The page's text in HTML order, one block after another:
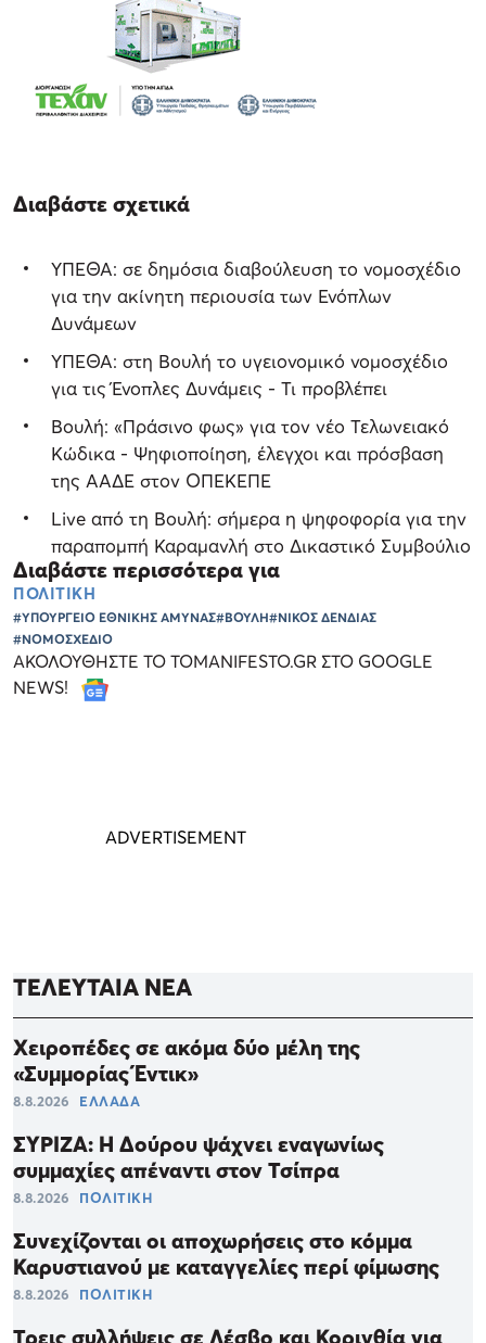
Διαβάστε σχετικά
ΥΠΕΘΑ: σε δημόσια διαβούλευση το νομοσχέδιο
για την ακίνητη περιουσία των Ενόπλων
Δυνάμεων
ΥΠΕΘΑ: στη Βουλή το υγειονομικό νομοσχέδιο
για τις Ένοπλες Δυνάμεις - Τι προβλέπει
Βουλή: «Πράσινο φως» για τον νέο Τελωνειακό
Κώδικα - Ψηφιοποίηση, έλεγχοι και πρόσβαση
της ΑΑΔΕ στον ΟΠΕΚΕΠΕ
Live από τη Βουλή: σήμερα η ψηφοφορία για την
παραπομπή Καραμανλή στο Δικαστικό Συμβούλιο
Διαβάστε περισσότερα για
ΠΟΛΙΤΙΚΗ
#ΥΠΟΥΡΓΕΙΟ ΕΘΝΙΚΗΣ ΑΜΥΝΑΣ#ΒΟΥΛΗ#ΝΙΚΟΣ ΔΕΝΔΙΑΣ
#ΝΟΜΟΣΧΕΔΙΟ
ΑΚΟΛΟΥΘΗΣΤΕ ΤΟ TOMANIFESTO.GR ΣΤΟ GOOGLE
NEWS!
ΤΕΛΕΥΤΑΙΑ ΝΕΑ
Χειροπέδες σε ακόμα δύο μέλη της
«Συμμορίας Έντικ»
8.8.2026 ΕΛΛΑΔΑ
ΣΥΡΙΖΑ: Η Δούρου ψάχνει εναγωνίως
συμμαχίες απέναντι στον Τσίπρα
8.8.2026 ΠΟΛΙΤΙΚΗ
Συνεχίζονται οι αποχωρήσεις στο κόμμα
Καρυστιανού με καταγγελίες περί φίμωσης
8.8.2026 ΠΟΛΙΤΙΚΗ
Τρεις συλλήψεις σε Λέσβο και Κορινθία για